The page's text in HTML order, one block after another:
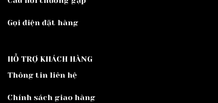
Gọi điện đặt hàng
HỖ TRỢ KHÁCH HÀNG
Thông tin liên hệ
Chính sách giao hàng